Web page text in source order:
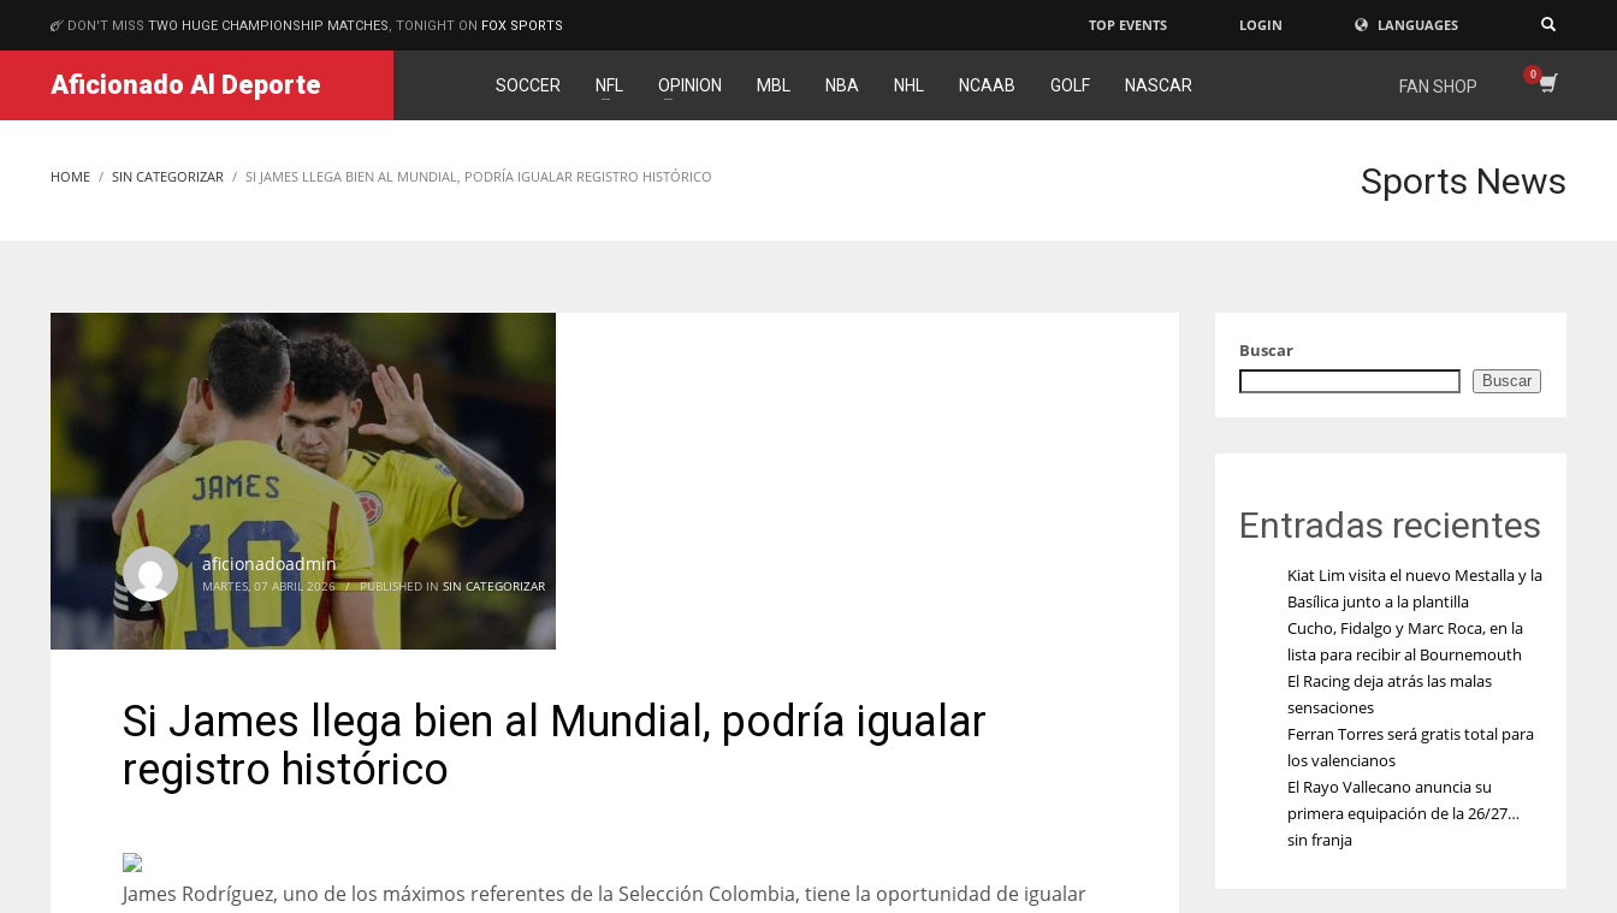
MATCHES
DON'T MISS TWO HUGE CHAMPIONSHIP MATCHES , TONIGHT ON FOX SPORTS TOP EVENTS LOGIN LANGUAGES
Aficionado Al Deporte SOCCER NFL OPINION MBL NBA NHL NCAAB GOLF NASCAR FAN SHOP
HOME SIN CATEGORIZAR SI JAMES LLEGA BIEN AL MUNDIAL, PODRÍA IGUALAR REGISTRO HISTÓRICO Sports News
aficionadoadmin
MARTES, 07 ABRIL 2026 / PUBLISHED IN SIN CATEGORIZAR
Si James llega bien al Mundial, podría igualar
registro histórico
James Rodríguez, uno de los máximos referentes de la Selección Colombia, tiene la oportunidad de igualar
Buscar
Buscar
Entradas recientes
Kiat Lim visita el nuevo Mestalla y la
Basílica junto a la plantilla
Cucho, Fidalgo y Marc Roca, en la
lista para recibir al Bournemouth
El Racing deja atrás las malas
sensaciones
Ferran Torres será gratis total para
los valencianos
El Rayo Vallecano anuncia su
primera equipación de la 26/27…
sin franja